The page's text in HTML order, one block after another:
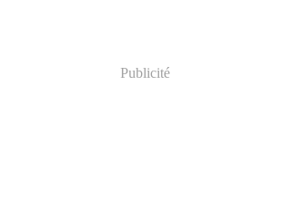
Publicité